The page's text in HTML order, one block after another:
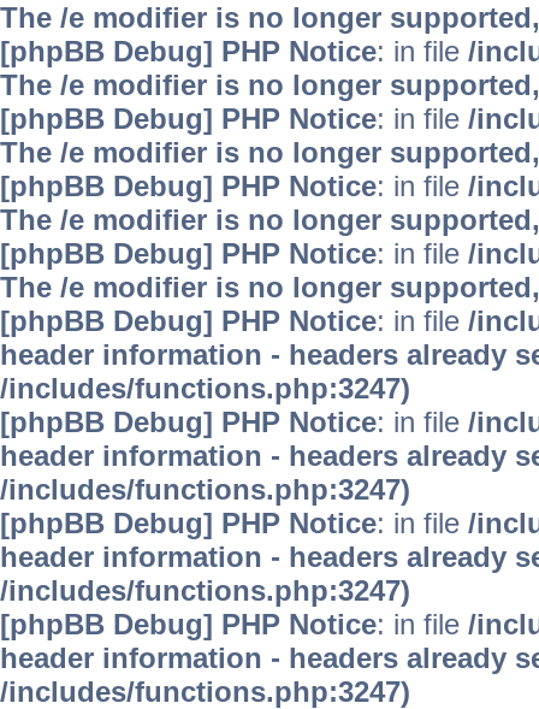
The /e modifier is no longer
[phpBB Debug] PHP Notice: in file /
The /e modifier is no longer
[phpBB Debug] PHP Notice: in file /
The /e modifier is no longer
[phpBB Debug] PHP Notice: in file /
The /e modifier is no longer
[phpBB Debug] PHP Notice: in file /
The /e modifier is no longer
[phpBB Debug] PHP Notice: in file /
header information - headers already
/includes/functions.php:3247)
[phpBB Debug] PHP Notice: in file /
header information - headers already
/includes/functions.php:3247)
[phpBB Debug] PHP Notice: in file /
header information - headers already
/includes/functions.php:3247)
[phpBB Debug] PHP Notice: in file /
header information - headers already
/includes/functions.php:3247)